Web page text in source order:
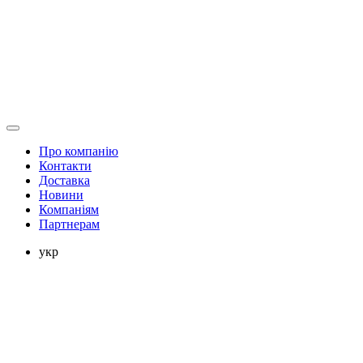
Про компанію
Контакти
Доставка
Новини
Компаніям
Партнерам
укр